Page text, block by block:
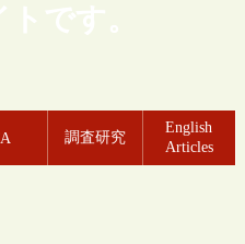
です。
調査研究
English
Articles